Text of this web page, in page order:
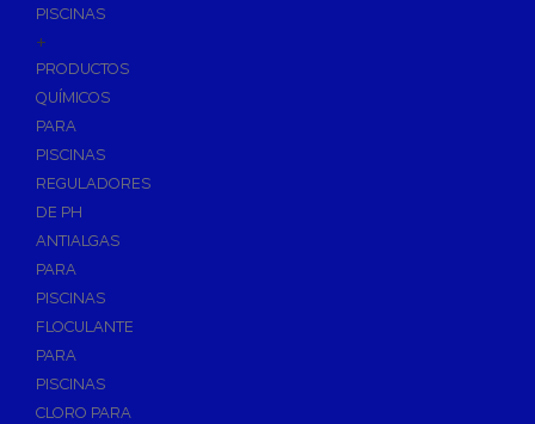
PISCINAS
+
PRODUCTOS
QUÍMICOS
PARA
PISCINAS
REGULADORES
DE PH
ANTIALGAS
PARA
PISCINAS
FLOCULANTE
PARA
PISCINAS
CLORO PARA